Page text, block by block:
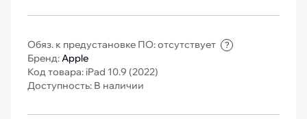
Обяз. к предустановке ПО: отсутствует ?
Бренд:Apple
Код товара: iPad 10.9 (2022)
Доступность: В наличии